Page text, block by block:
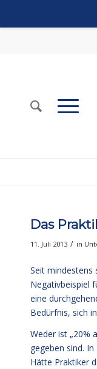
Das
11. Juli 2013 / in
Seit mindestens
Negativbeispiel
eine
Bedürfnis, sich
Weder ist „20%
gegeben sind.
Hätte Praktiker